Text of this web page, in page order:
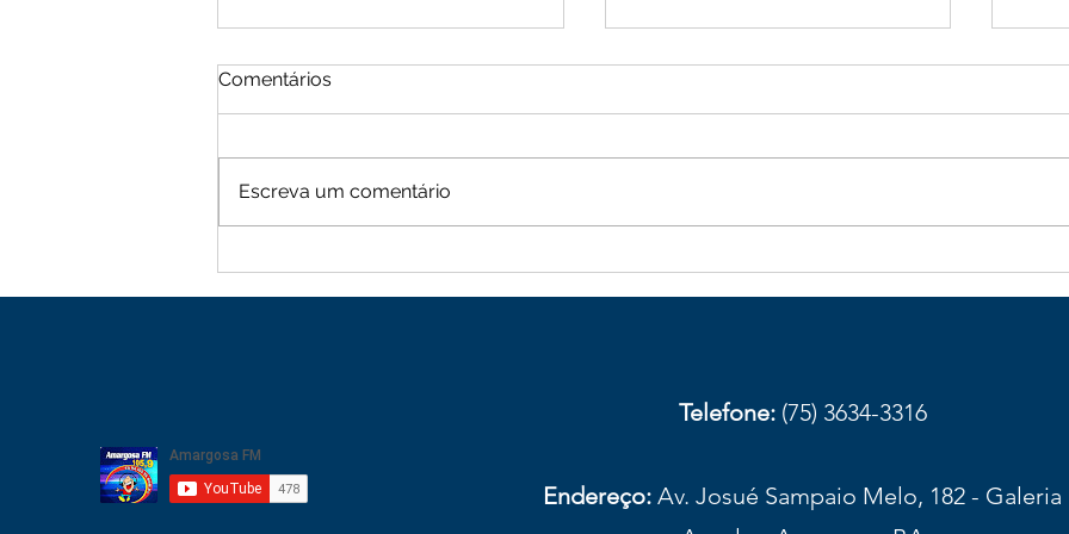
Comentários
Escreva um comentário
Telefone: (75) 3634-3316
Endereço: Av. Josué Sampaio Melo, 182 - Galeria